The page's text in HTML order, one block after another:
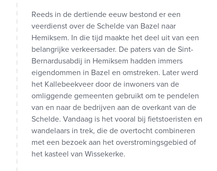
Reeds in de dertiende eeuw bestond er een
veerdienst over de Schelde van Bazel naar
Hemiksem. In die tijd maakte het deel uit van een
belangrijke verkeersader. De paters van de Sint-
Bernardusabdij in Hemiksem hadden immers
eigendommen in Bazel en omstreken. Later werd
het Kallebeekveer door de inwoners van de
omliggende gemeenten gebruikt om te pendelen
van en naar de bedrijven aan de overkant van de
Schelde. Vandaag is het vooral bij fietstoeristen en
wandelaars in trek, die de overtocht combineren
met een bezoek aan het overstromingsgebied of
het kasteel van Wissekerke.